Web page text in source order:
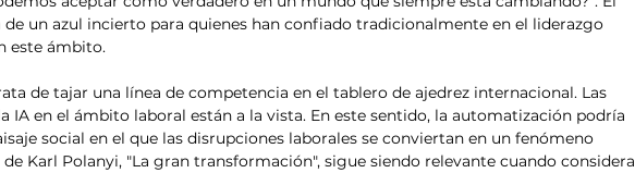
un azul incierto para quienes han confiado tradicionalmente en el liderazgo
este ámbito.
IA en el ámbito laboral están a la vista. En este sentido, la automatización podría
social en el que las disrupciones laborales se conviertan en un fenómeno
Karl Polanyi, "La gran transformación", sigue siendo relevante cuando considera